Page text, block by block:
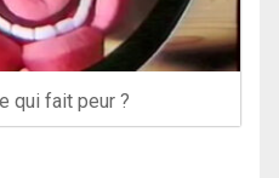
qui fait peur ?